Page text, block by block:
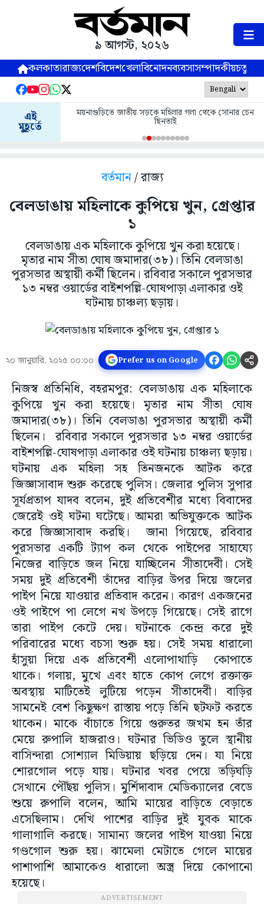
৯ আগস্ট, ২০২৬
কলকাতারাজ্যদেশবিদেশখেলাবিনোদনব্যবসাসম্পাদকীয়
এই
মুহূর্তে
ময়নাগুড়িতে জাতীয় সড়কে মহিলার গলা থেকে সোনার চেন
ছিনতাই
বর্তমান/ রাজ্য
বেলডাঙায় মহিলাকে কুপিয়ে খুন, গ্রেপ্তার
১
বেলডাঙায় এক মহিলাকে কুপিয়ে খুন করা হয়েছে।
মৃতার নাম সীতা ঘোষ জমাদার(৩৮)। তিনি বেলডাঙা
পুরসভার অস্থায়ী কর্মী ছিলেন। রবিবার সকালে পুরসভার
১৩ নম্বর ওয়ার্ডের বাইশপল্লি-ঘোষপাড়া এলাকার ওই
ঘটনায় চাঞ্চল্য ছড়ায়।
২০ জানুয়ারি, ২০২৫ ০০:০০ Prefer us on Google
নিজস্ব প্রতিনিধি, বহরমপুর: বেলডাঙায় এক মহিলাকে
কুপিয়ে খুন করা হয়েছে। মৃতার নাম সীতা ঘোষ
জমাদার(৩৮)। তিনি বেলডাঙা পুরসভার অস্থায়ী কর্মী
ছিলেন। রবিবার সকালে পুরসভার ১৩ নম্বর ওয়ার্ডের
বাইশপল্লি-ঘোষপাড়া এলাকার ওই ঘটনায় চাঞ্চল্য ছড়ায়।
ঘটনায় এক মহিলা সহ তিনজনকে আটক করে
জিজ্ঞাসাবাদ শুরু করেছে পুলিস। জেলার পুলিস সুপার
সূর্যপ্রতাপ যাদব বলেন, দুই প্রতিবেশীর মধ্যে বিবাদের
জেরেই ওই ঘটনা ঘটেছে। আমরা অভিযুক্তকে আটক
করে জিজ্ঞাসাবাদ করছি। জানা গিয়েছে, রবিবার
পুরসভার একটি ট্যাপ কল থেকে পাইপের সাহায্যে
নিজের বাড়িতে জল নিয়ে যাচ্ছিলেন সীতাদেবী। সেই
সময় দুই প্রতিবেশী তাঁদের বাড়ির উপর দিয়ে জলের
পাইপ নিয়ে যাওয়ার প্রতিবাদ করেন। কারণ একজনের
ওই পাইপে পা লেগে নখ উপড়ে গিয়েছে। সেই রাগে
তারা পাইপ কেটে দেয়। ঘটনাকে কেন্দ্র করে দুই
পরিবারের মধ্যে বচসা শুরু হয়। সেই সময় ধারালো
হাঁসুয়া দিয়ে এক প্রতিবেশী এলোপাথাড়ি কোপাতে
থাকে। গলায়, মুখে এবং হাতে কোপ লেগে রক্তাক্ত
অবস্থায় মাটিতেই লুটিয়ে পড়েন সীতাদেবী। বাড়ির
সামনেই বেশ কিছুক্ষণ রাস্তায় পড়ে তিনি ছটফট করতে
থাকেন। মাকে বাঁচাতে গিয়ে গুরুতর জখম হন তাঁর
মেয়ে রুপালি হাজরাও। ঘটনার ভিডিও তুলে স্থানীয়
বাসিন্দারা সোশ্যাল মিডিয়ায় ছড়িয়ে দেন। যা নিয়ে
শোরগোল পড়ে যায়। ঘটনার খবর পেয়ে তড়িঘড়ি
সেখানে পৌঁছয় পুলিস। মুর্শিদাবাদ মেডিক্যালের বেডে
শুয়ে রুপালি বলেন, আমি মায়ের বাড়িতে বেড়াতে
এসেছিলাম। দেখি পাশের বাড়ির দুই যুবক মাকে
গালাগালি করছে। সামান্য জলের পাইপ যাওয়া নিয়ে
গণ্ডগোল শুরু হয়। ঝামেলা মেটাতে গেলে মায়ের
পাশাপাশি আমাকেও ধারালো অস্ত্র দিয়ে কোপানো
হয়েছে।
ADVERTISEMENT